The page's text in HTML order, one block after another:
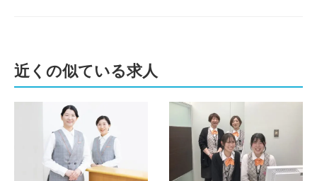
近くの似ている求人